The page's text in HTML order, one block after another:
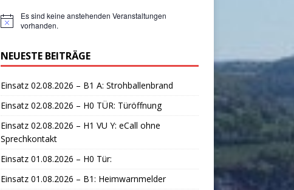
H
w
e
s
Es sind keine anstehenden Veranstaltungen
vorhanden.
NEUESTE BEITRÄGE
Einsatz 02.08.2026 – B1 A: Strohballenbrand
Einsatz 02.08.2026 – H0 TÜR: Türöffnung
Einsatz 02.08.2026 – H1 VU Y: eCall ohne
Sprechkontakt
Einsatz 01.08.2026 – H0 Tür:
Einsatz 01.08.2026 – B1: Heimwarnmelder